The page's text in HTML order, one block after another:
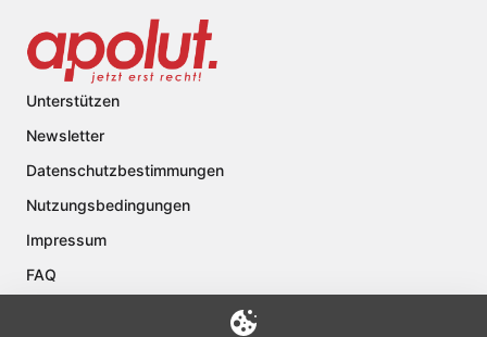
Unterstützen
Newsletter
Datenschutzbestimmungen
Nutzungsbedingungen
Impressum
FAQ